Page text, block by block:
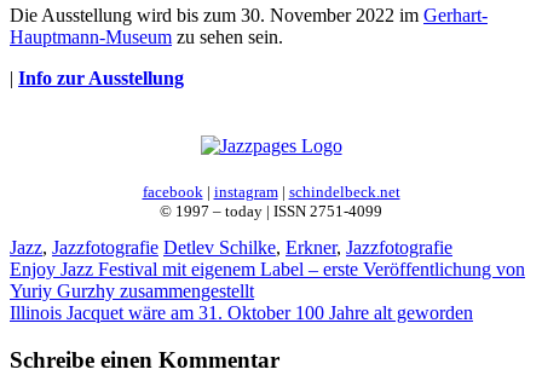
Die Ausstellung wird bis zum 30. November 2022 im Gerhart-
Hauptmann-Museum zu sehen sein.
| Info zur Ausstellung
facebook | instagram| schindelbeck.net
© 1997 – today | ISSN 2751-4099
Kategorien
Jazz, Jazzfotografie Schlagwörter
Detlev Schilke, Erkner, Jazzfotografie
Enjoy Jazz Festival mit eigenem Label – erste Veröffentlichung von
Yuriy Gurzhy zusammengestellt
Illinois Jacquet wäre am 31. Oktober 100 Jahre alt geworden
Schreibe einen Kommentar